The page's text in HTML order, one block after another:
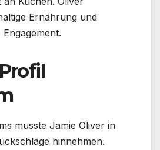
Ernährung und
musste Jamie Oliver in
hinnehmen.